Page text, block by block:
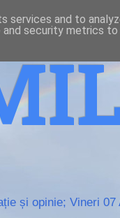
și opinie; Vineri 07
and to
security metrics